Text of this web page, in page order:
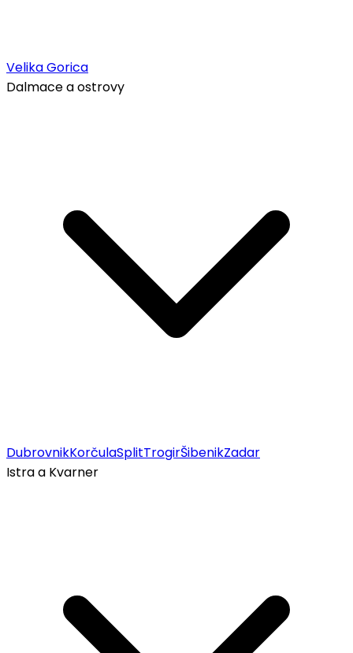
Velika Gorica
Dalmace a ostrovy
DubrovnikKorčulaSplitTrogirŠibenikZadar
Istra a Kvarner